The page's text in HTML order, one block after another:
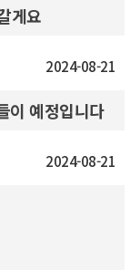
게요
2024-08-21
이 예정입니다
2024-08-21